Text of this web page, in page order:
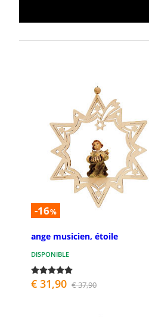
-16%
ange musicien, étoile
DISPONIBLE
€ 31,90 € 37,90